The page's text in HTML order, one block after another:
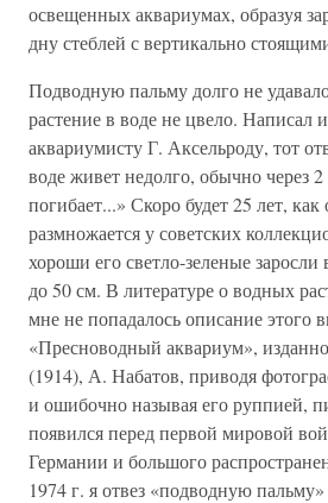
освещенных аквариумах, образуя
дну стеблей с вертикально
Подводную пальму долго не
растение в воде не цвело. Написал
аквариумисту Г. Аксельроду, тот
воде живет недолго, обычно через
погибает...» Скоро будет 25 лет,
размножается у советских
хороши его светло-зеленые
до 50 см. В литературе о водных
мне не попадалось описание этого
«Пресноводный аквариум»,
(1914), А. Набатов, приводя
и ошибочно называя его руппией,
появился перед первой мировой
Германии и большого
1974 г. я отвез «подводную